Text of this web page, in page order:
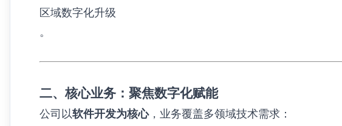
区域数字化升级
。
二、核心业务：聚焦数字化赋能
公司以软件开发为核心，业务覆盖多领域技术需求：